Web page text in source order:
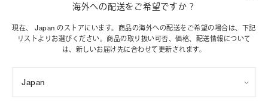
トリー バーチ財団は、女性起業家が持続可能な企業を築
くことを支援しています。
海外への配送をご希望ですか？
現在、 Japan のストアにいます。商品の海外への配送をご希望の場合は、下記
リストよりお選びください。商品の取り扱い可否、価格、配送情報について
は、新しいお届け先に合わせて更新されます。
Japan